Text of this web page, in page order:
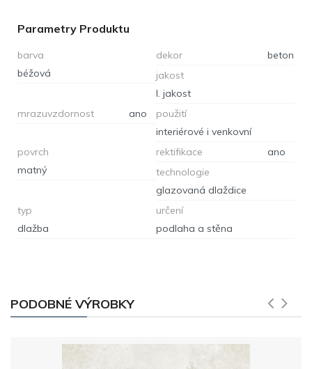
Parametry Produktu
barva
béžová
dekor
beton
jakost
I. jakost
mrazuvzdornost
ano
použití
interiérové i venkovní
povrch
matný
rektifikace
ano
technologie
glazovaná dlaždice
typ
dlažba
určení
podlaha a stěna
PODOBNÉ VÝROBKY